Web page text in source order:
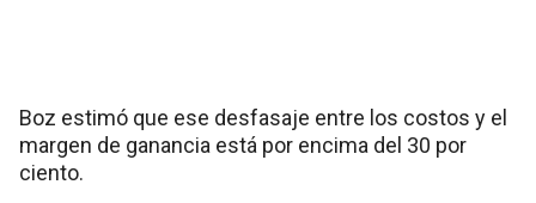
Boz estimó que ese desfasaje entre los costos y el
margen de ganancia está por encima del 30 por
ciento.